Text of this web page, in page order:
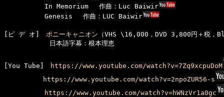
  　　　　　In Memorium　 作曲：Luc Baiwir
  　　　　　Genesis　 作曲：LUC Baiwir
[ビ デ オ] ポニーキャニオン （VHS \16,000，DVD 3,800円＋税
日本語字幕：根本理恵
[You Tube]
https://www.youtube.com/watch?v=7Zq9xcpuDoM
https://www.youtube.com/watch?v=2npoZUR56-s
https://www.youtube.com/watch?v=hWNzVr1a0gc